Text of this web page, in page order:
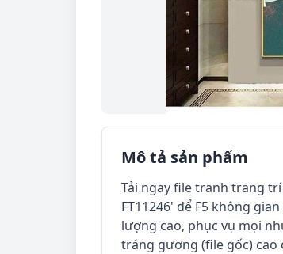
Mô tả sản phẩm
Tải ngay file tranh trang
FT11246' để F5 không
lượng cao, phục vụ mọi
tráng gương (file gốc) cao